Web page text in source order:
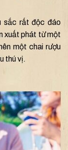
sắc rất độc đáo
xuất phát từ một
một chai rượu
thú vị.